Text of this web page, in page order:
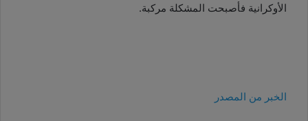
الأوكرانية فأصبحت المشكلة مركبة.
الخبر من المصدر